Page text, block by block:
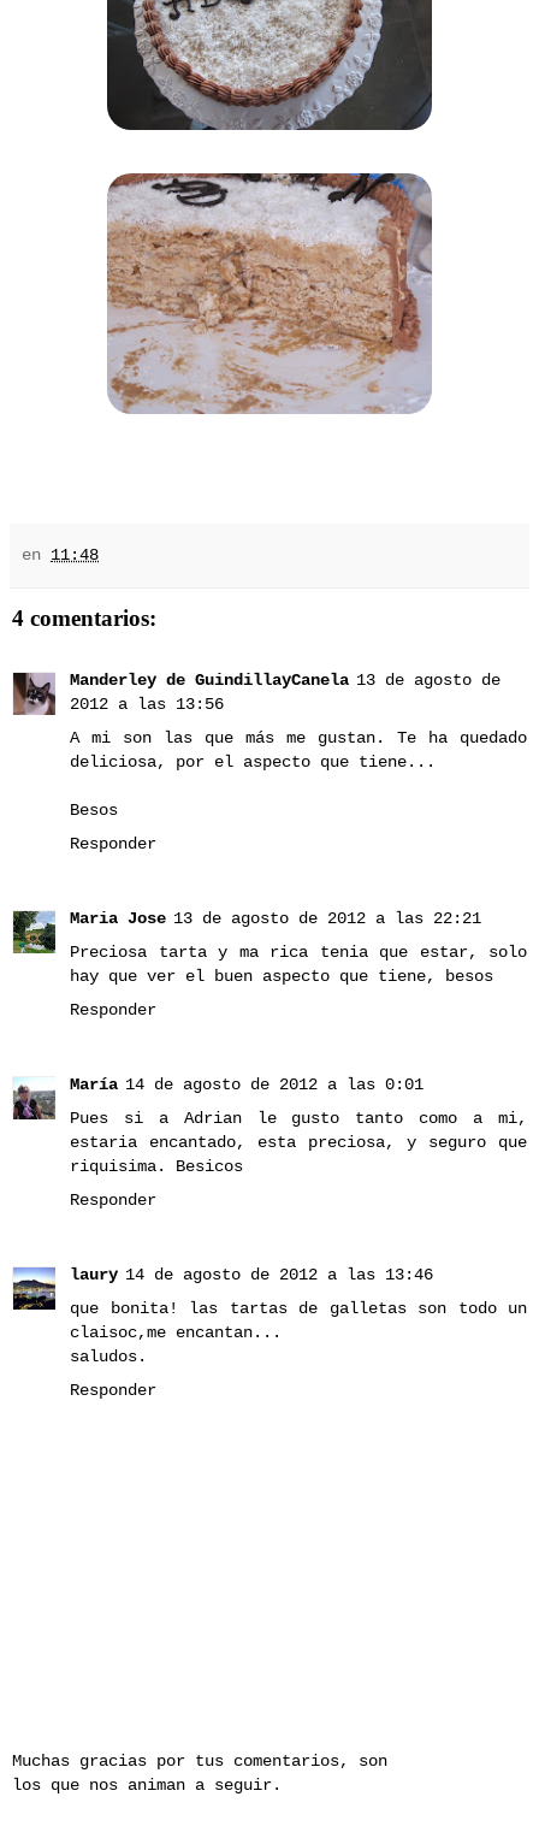
en 11:48
4 comentarios:
Manderley de GuindillayCanela 13 de agosto de
2012 a las 13:56
A mi son las que más me gustan. Te ha quedado
deliciosa, por el aspecto que tiene...
Besos
Responder
Maria Jose 13 de agosto de 2012 a las 22:21
Preciosa tarta y ma rica tenia que estar, solo
hay que ver el buen aspecto que tiene, besos
Responder
María 14 de agosto de 2012 a las 0:01
Pues si a Adrian le gusto tanto como a mi,
estaria encantado, esta preciosa, y seguro que
riquisima. Besicos
Responder
laury 14 de agosto de 2012 a las 13:46
que bonita! las tartas de galletas son todo un
claisoc,me encantan...
saludos.
Responder
Muchas gracias por tus comentarios, son
los que nos animan a seguir.